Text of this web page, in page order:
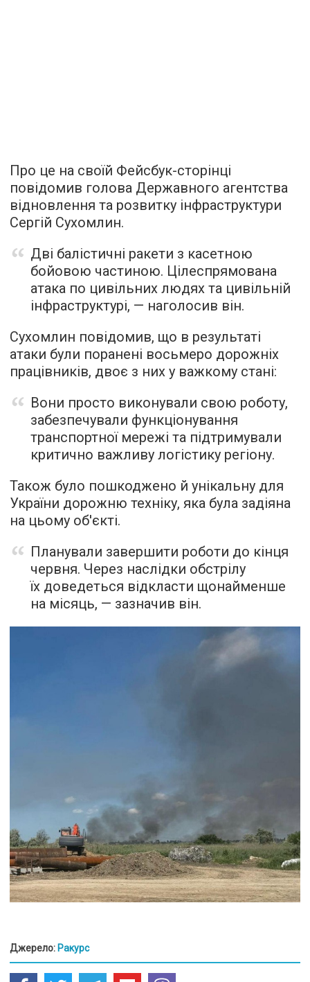
Про це на своїй Фейсбук-сторінці
повідомив голова Державного агентства
відновлення та розвитку інфраструктури
Сергій Сухомлин.
Дві балістичні ракети з касетною
бойовою частиною. Цілеспрямована
атака по цивільних людях та цивільній
інфраструктурі, — наголосив він.
Сухомлин повідомив, що в результаті
атаки були поранені восьмеро дорожніх
працівників, двоє з них у важкому стані:
Вони просто виконували свою роботу,
забезпечували функціонування
транспортної мережі та підтримували
критично важливу логістику регіону.
Також було пошкоджено й унікальну для
України дорожню техніку, яка була задіяна
на цьому об'єкті.
Планували завершити роботи до кінця
червня. Через наслідки обстрілу
їх доведеться відкласти щонайменше
на місяць, — зазначив він.
Джерело: Ракурс